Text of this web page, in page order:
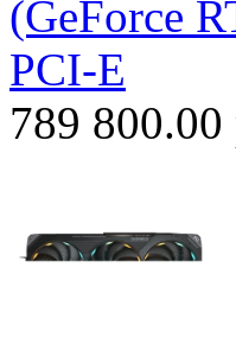
(GeForce
PCI-E
789 800.00